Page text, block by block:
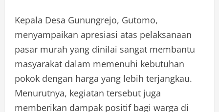
Kepala Desa Gunungrejo, Gutomo,
menyampaikan apresiasi atas pelaksanaan
pasar murah yang dinilai sangat membantu
masyarakat dalam memenuhi kebutuhan
pokok dengan harga yang lebih terjangkau.
Menurutnya, kegiatan tersebut juga
memberikan dampak positif bagi warga di